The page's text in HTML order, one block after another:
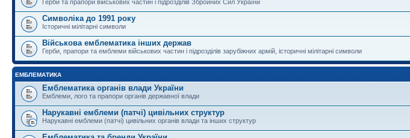
Герби та прапори військових частин і підрозділів Збройних Сил України
Символіка до 1991 року
Історичні мілітарні символи
Військова емблематика інших держав
Герби, прапори та емблеми військових частин і підрозділів зарубіжних армій, історичні мілітарні символи
ЕМБЛЕМАТИКА
Емблематика органів влади України
Емблеми, лого та прапори органів державної влади
Нарукавні емблеми (патчі) цивільних структур
Нарукавні емблеми (патчі) цивільних органів влади та інших структур